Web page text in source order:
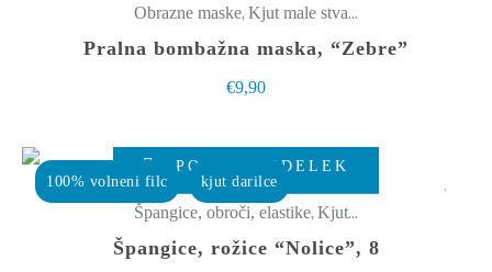
več
na
izdelka
Obrazne maske, Kjut male stvarce
Pralna bombažna maska, “Zebre”
€9,90
100% volneni filc kjut darilce
POGLEJ IZDELEK
Špangice, obroči, elastike, Kjut male stvarce
Špangice, rožice “Nolice”, 8